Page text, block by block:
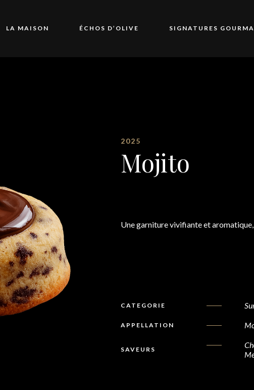
LA MAISON ÉCHOS D’OLIVE SIGNATURES
2025
Mojito
Une garniture vivifiante et
CATEGORIE
APPELLATION
SAVEURS